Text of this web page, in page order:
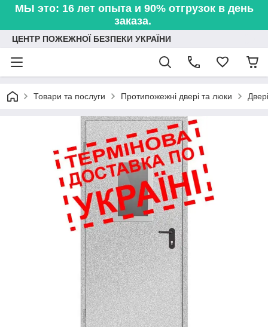
МЫ это: 16 лет опыта и 90% отгрузок в день
заказа.
ЦЕНТР ПОЖЕЖНОЇ БЕЗПЕКИ УКРАЇНИ
Товари та послуги Протипожежні двері та люки